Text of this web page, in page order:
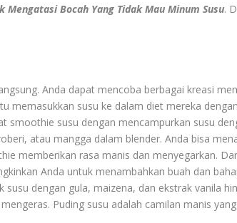
Mengatasi Bocah Yang Tidak Mau Minum Susu.
Anda dapat mencoba berbagai kreasi
memasukkan susu ke dalam diet mereka
smoothie susu dengan mencampurkan susu
atau mangga dalam blender. Anda bisa
memberikan rasa manis dan menyegarkan.
Anda untuk menambahkan buah dan
dengan gula, maizena, dan ekstrak vanila
Puding susu adalah camilan manis